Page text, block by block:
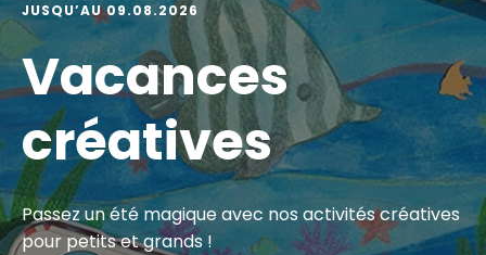
JUSQU’AU 09.08.2026
Vacances
créatives
Passez un été magique avec nos activités créatives
pour petits et grands !